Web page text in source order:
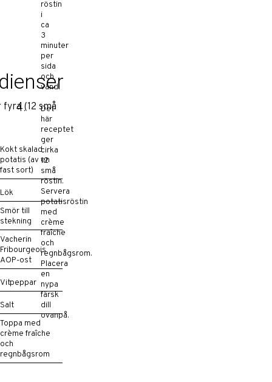
(12 små
Kokt skalad
potatis (av en
fast sort)
Lök
Smör till
stekning
Vacherin
Fribourgeois
AOP-ost
Vitpeppar
Salt
Toppa med
crème fraîche
och
regnbågsrom
röstin
i
ca
3
minuter
per
sida
och
vänd.
Det
här
receptet
ger
cirka
12
små
röstin.
Servera
potatisröstin
med
crème
fraîche
och
regnbågsrom.
Placera
en
nypa
färsk
dill
ovanpå.